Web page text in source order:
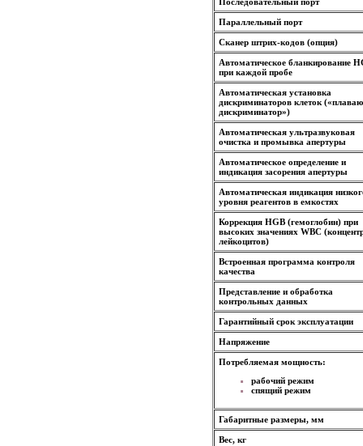
Параллельный порт
Сканер штрих-кодов (опция)
Автоматическое бланкирование
при каждой пробе
Автоматическая установка
дискриминаторов клеток
дискриминатор»)
Автоматическая ультразвуковая
очистка и промывка апертуры
Автоматическое определение и
индикация засорения апертуры
Автоматическая индикация
уровня реагентов в емкостях
Коррекция HGB (гемоглобин) при
высоких значениях WBC
лейкоцитов)
Встроенная программа контроля
качества
Представление и обработка
контрольных данных
Гарантийный срок эксплуатации
Напряжение
Потребляемая мощность:
рабочий режим
спящий режим
Габаритные размеры, мм
Вес, кг